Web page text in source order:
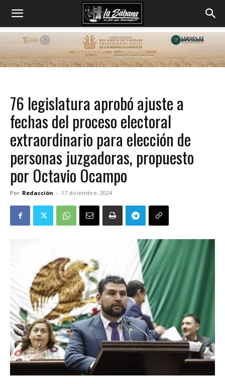
76 legislatura aprobó ajuste a
fechas del proceso electoral
extraordinario para elección de
personas juzgadoras, propuesto
por Octavio Ocampo
Por Redacción - 17 diciembre, 2024